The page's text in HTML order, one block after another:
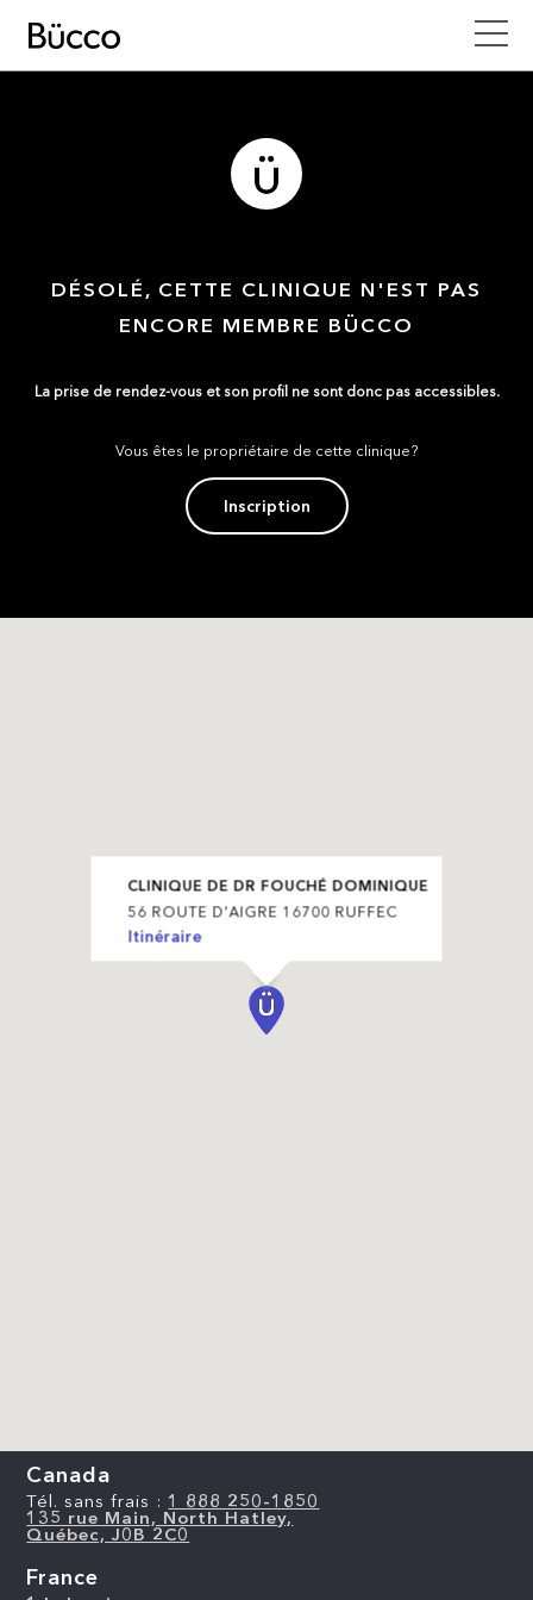
DÉSOLÉ, CETTE CLINIQUE N'EST PAS
ENCORE MEMBRE BÜCCO
La prise de rendez-vous et son profil ne sont donc pas accessibles.
Vous êtes le propriétaire de cette clinique?
Inscription
CLINIQUE DE DR FOUCHÉ DOMINIQUE
56 ROUTE D'AIGRE 16700 RUFFEC
Itinéraire
Canada
Tél. sans frais : 1 888 250-1850
135 rue Main, North Hatley,
Québec, J0B 2C0
France